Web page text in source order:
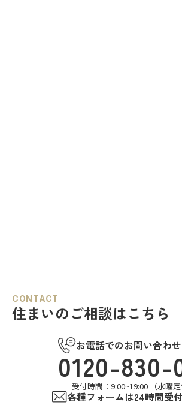
CONTACT
住まいのご相談はこちら
お電話でのお問い合わせ
0120-830-
受付時間：9:00~19:00 （水曜定
各種フォームは24時間受